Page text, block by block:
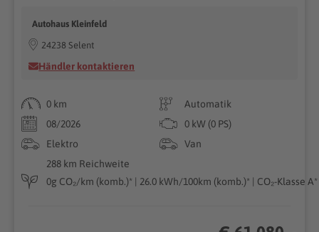
Autohaus Kleinfeld
24238 Selent
Händler kontaktieren
0 km
Automatik
08/2026
0 kW (0 PS)
Elektro
Van
288 km Reichweite
0g CO₂/km (komb.)* | 26.0 kWh/100km (komb.)* | CO₂-Klasse A*